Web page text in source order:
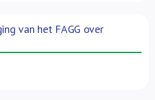
van het FAGG over